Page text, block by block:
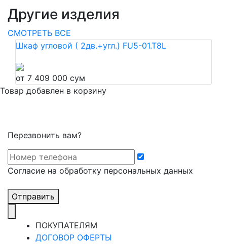
Другие изделия
СМОТРЕТЬ ВСЕ
Шкаф угловой ( 2дв.+угл.) FU5-01.T8L
от 7 409 000 сум
Товар добавлен в корзину
Перезвонить вам?
Cогласие на обработку персональных данных
Отправить
ПОКУПАТЕЛЯМ
ДОГОВОР ОФЕРТЫ